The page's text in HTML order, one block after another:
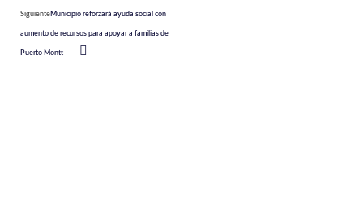
SiguienteMunicipio reforzará ayuda social con
aumento de recursos para apoyar a familias de
Puerto Montt